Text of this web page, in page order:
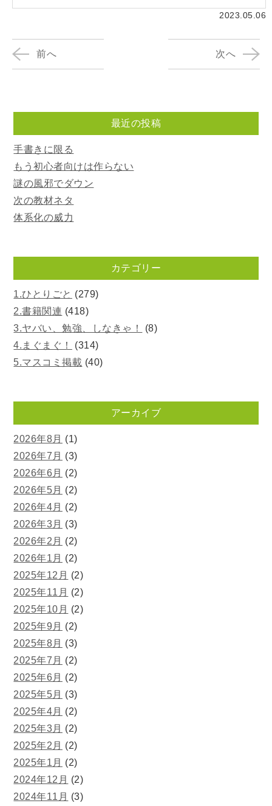
2023.05.06
前へ 次へ
最近の投稿
手書きに限る
もう初心者向けは作らない
謎の風邪でダウン
次の教材ネタ
体系化の威力
カテゴリー
1.ひとりごと (279)
2.書籍関連 (418)
3.ヤバい、勉強、しなきゃ！
(8)
4.まぐまぐ！
(314)
5.マスコミ掲載 (40)
アーカイブ
2026年8月 (1)
2026年7月 (3)
2026年6月 (2)
2026年5月 (2)
2026年4月 (2)
2026年3月 (3)
2026年2月 (2)
2026年1月 (2)
2025年12月 (2)
2025年11月 (2)
2025年10月 (2)
2025年9月 (2)
2025年8月 (3)
2025年7月 (2)
2025年6月 (2)
2025年5月 (3)
2025年4月 (2)
2025年3月 (2)
2025年2月 (2)
2025年1月 (2)
2024年12月 (2)
2024年11月 (3)